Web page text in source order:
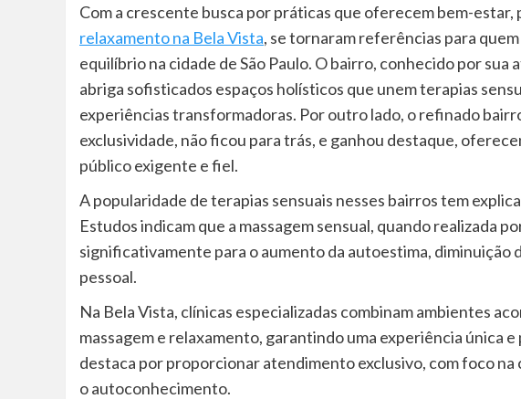
Com a crescente busca por práticas que oferecem bem-estar,
relaxamento na Bela Vista, se tornaram referências para
equilíbrio na cidade de São Paulo. O bairro, conhecido por
abriga sofisticados espaços holísticos que unem terapias
experiências transformadoras. Por outro lado, o refinado
exclusividade, não ficou para trás, e ganhou destaque,
público exigente e fiel.
A popularidade de terapias sensuais nesses bairros tem
Estudos indicam que a massagem sensual, quando realizada
significativamente para o aumento da autoestima, diminuição
pessoal.
Na Bela Vista, clínicas especializadas combinam ambientes
massagem e relaxamento, garantindo uma experiência única e
destaca por proporcionar atendimento exclusivo, com foco
o autoconhecimento.